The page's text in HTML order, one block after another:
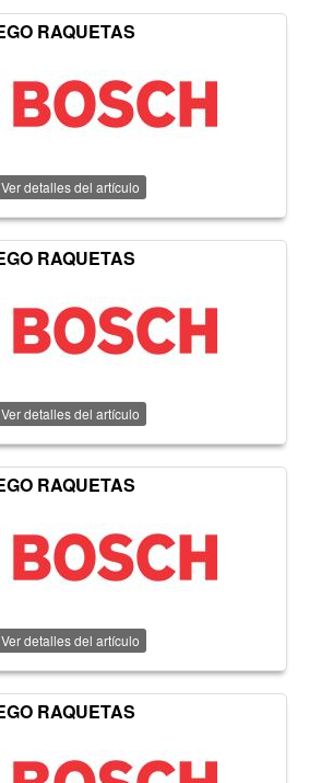
RAQUETAS
Ver detalles del artículo
RAQUETAS
Ver detalles del artículo
RAQUETAS
Ver detalles del artículo
RAQUETAS